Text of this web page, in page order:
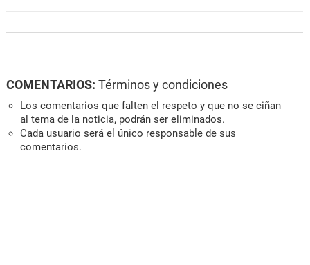
COMENTARIOS: Términos y condiciones
Los comentarios que falten el respeto y que no se ciñan
al tema de la noticia, podrán ser eliminados.
Cada usuario será el único responsable de sus
comentarios.